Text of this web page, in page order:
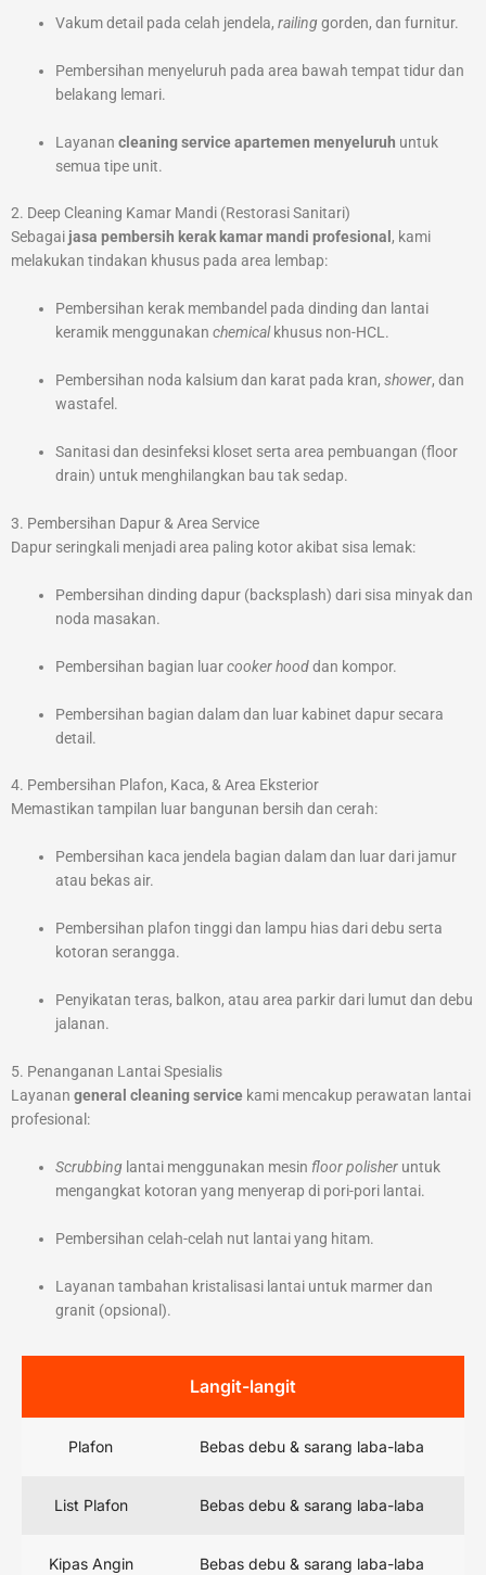
Vakum detail pada celah jendela,railinggorden, dan furnitur.
Pembersihan menyeluruh pada area bawah tempat tidur dan
belakang lemari.
Layanancleaning service apartemen menyeluruh untuk
semua tipe unit.
2. Deep Cleaning Kamar Mandi (Restorasi Sanitari)
Sebagai jasa pembersih kerak kamar mandi profesional , kami
melakukan tindakan khusus pada area lembap:
Pembersihan kerak membandel pada dinding dan lantai
keramik menggunakanchemicalkhusus non-HCL.
Pembersihan noda kalsium dan karat pada kran,shower, dan
wastafel.
Sanitasi dan desinfeksi kloset serta area pembuangan (floor
drain) untuk menghilangkan bau tak sedap.
3. Pembersihan Dapur & Area Service
Dapur seringkali menjadi area paling kotor akibat sisa lemak:
Pembersihan dinding dapur (backsplash) dari sisa minyak dan
noda masakan.
Pembersihan bagian luarcooker hooddan kompor.
Pembersihan bagian dalam dan luar kabinet dapur secara
detail.
4. Pembersihan Plafon, Kaca, & Area Eksterior
Memastikan tampilan luar bangunan bersih dan cerah:
Pembersihan kaca jendela bagian dalam dan luar dari jamur
atau bekas air.
Pembersihan plafon tinggi dan lampu hias dari debu serta
kotoran serangga.
Penyikatan teras, balkon, atau area parkir dari lumut dan debu
jalanan.
5. Penanganan Lantai Spesialis
Layanan general cleaning service kami mencakup perawatan lantai
profesional:
Scrubbing lantai menggunakan mesin floor polisher untuk
mengangkat kotoran yang menyerap di pori-pori lantai.
Pembersihan celah-celah nut lantai yang hitam.
Layanan tambahan kristalisasi lantai untuk marmer dan
granit (opsional).
Langit-langit
Plafon Bebas debu & sarang laba-laba
List Plafon Bebas debu & sarang laba-laba
Kipas Angin Bebas debu & sarang laba-laba